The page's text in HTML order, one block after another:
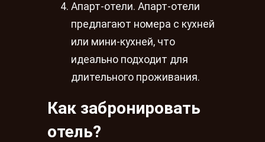
Апарт-отели. Апарт-отели
предлагают номера с кухней
или мини-кухней, что
идеально подходит для
длительного проживания.
Как забронировать
отель?